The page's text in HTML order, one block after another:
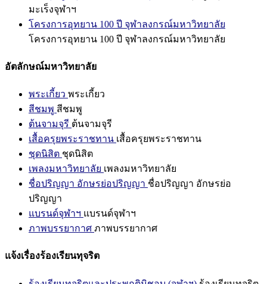
มะเร็งจุฬาฯ
โครงการอุทยาน 100 ปี จุฬาลงกรณ์มหาวิทยาลัย
โครงการอุทยาน 100 ปี จุฬาลงกรณ์มหาวิทยาลัย
อัตลักษณ์มหาวิทยาลัย
พระเกี้ยว พระเกี้ยว
สีชมพู สีชมพู
ต้นจามจุรี ต้นจามจุรี
เสื้อครุยพระราชทาน เสื้อครุยพระราชทาน
ชุดนิสิต ชุดนิสิต
เพลงมหาวิทยาลัย เพลงมหาวิทยาลัย
ชื่อปริญญา อักษรย่อปริญญา ชื่อปริญญา อักษรย่อ
ปริญญา
แบรนด์จุฬาฯ แบรนด์จุฬาฯ
ภาพบรรยากาศ ภาพบรรยากาศ
แจ้งเรื่องร้องเรียนทุจริต